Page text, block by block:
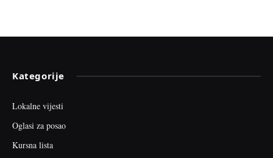
Kategorije
Lokalne vijesti
Oglasi za posao
Kursna lista